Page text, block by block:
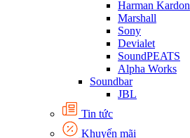
Harman Kardon
Marshall
Sony
Devialet
SoundPEATS
Alpha Works
Soundbar
JBL
Tin tức
Khuyến mãi